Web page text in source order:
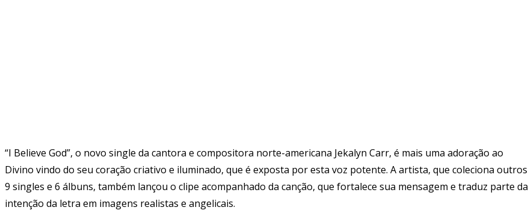
“I Believe God”, o novo single da cantora e compositora norte-americana Jekalyn Carr, é mais uma adoração ao
Divino vindo do seu coração criativo e iluminado, que é exposta por esta voz potente. A artista, que coleciona outros
9 singles e 6 álbuns, também lançou o clipe acompanhado da canção, que fortalece sua mensagem e traduz parte da
intenção da letra em imagens realistas e angelicais.